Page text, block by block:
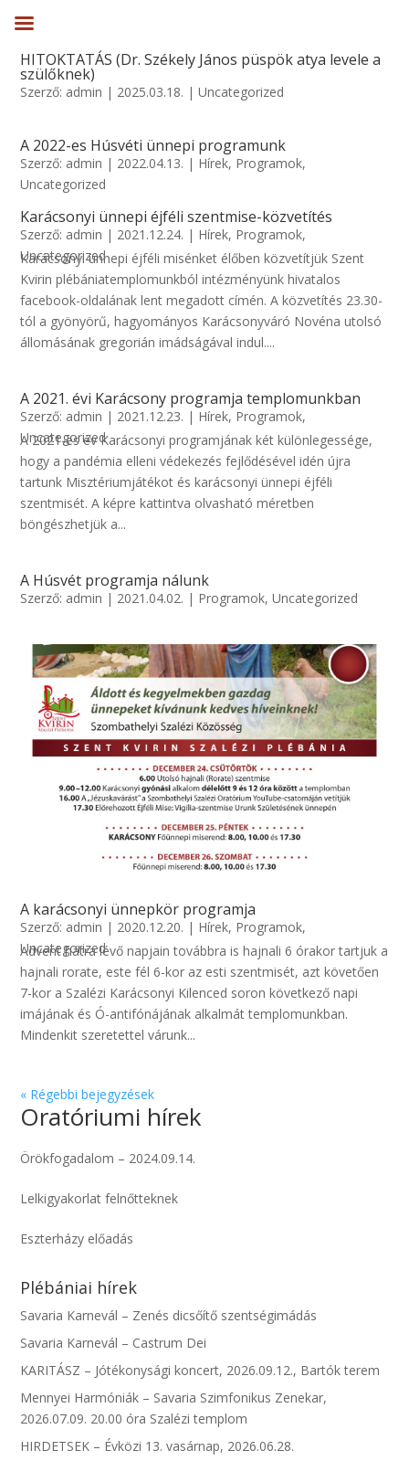
HITOKTATÁS (Dr. Székely János püspök atya levele a
szülőknek)
Szerző: admin | 2025.03.18. |Uncategorized
A 2022-es Húsvéti ünnepi programunk
Szerző: admin | 2022.04.13. | Hírek, Programok,
Uncategorized
Karácsonyi ünnepi éjféli szentmise-közvetítés
Szerző: admin | 2021.12.24. | Hírek, Programok,
Uncategorized
Karácsonyi ünnepi éjféli misénket élőben közvetítjük Szent
Kvirin plébániatemplomunkból intézményünk hivatalos
facebook-oldalának lent megadott címén. A közvetítés 23.30-
tól a gyönyörű, hagyományos Karácsonyváró Novéna utolsó
állomásának gregorián imádságával indul....
A 2021. évi Karácsony programja templomunkban
Szerző: admin | 2021.12.23. | Hírek, Programok,
Uncategorized
A 2021-es év Karácsonyi programjának két különlegessége,
hogy a pandémia elleni védekezés fejlődésével idén újra
tartunk Misztériumjátékot és karácsonyi ünnepi éjféli
szentmisét. A képre kattintva olvasható méretben
böngészhetjük a...
A Húsvét programja nálunk
Szerző: admin | 2021.04.02. | Programok,Uncategorized
A karácsonyi ünnepkör programja
Szerző: admin | 2020.12.20. | Hírek, Programok,
Uncategorized
Advent hátra lévő napjain továbbra is hajnali 6 órakor tartjuk a
hajnali rorate, este fél 6-kor az esti szentmisét, azt követően
7-kor a Szalézi Karácsonyi Kilenced soron következő napi
imájának és Ó-antifónájának alkalmát templomunkban.
Mindenkit szeretettel várunk...
« Régebbi bejegyzések
Oratóriumi hírek
Örökfogadalom – 2024.09.14.
Lelkigyakorlat felnőtteknek
Eszterházy előadás
Plébániai hírek
Savaria Karnevál – Zenés dicsőítő szentségimádás
Savaria Karnevál – Castrum Dei
KARITÁSZ – Jótékonysági koncert, 2026.09.12., Bartók terem
Mennyei Harmóniák – Savaria Szimfonikus Zenekar,
2026.07.09. 20.00 óra Szalézi templom
HIRDETSEK – Évközi 13. vasárnap, 2026.06.28.